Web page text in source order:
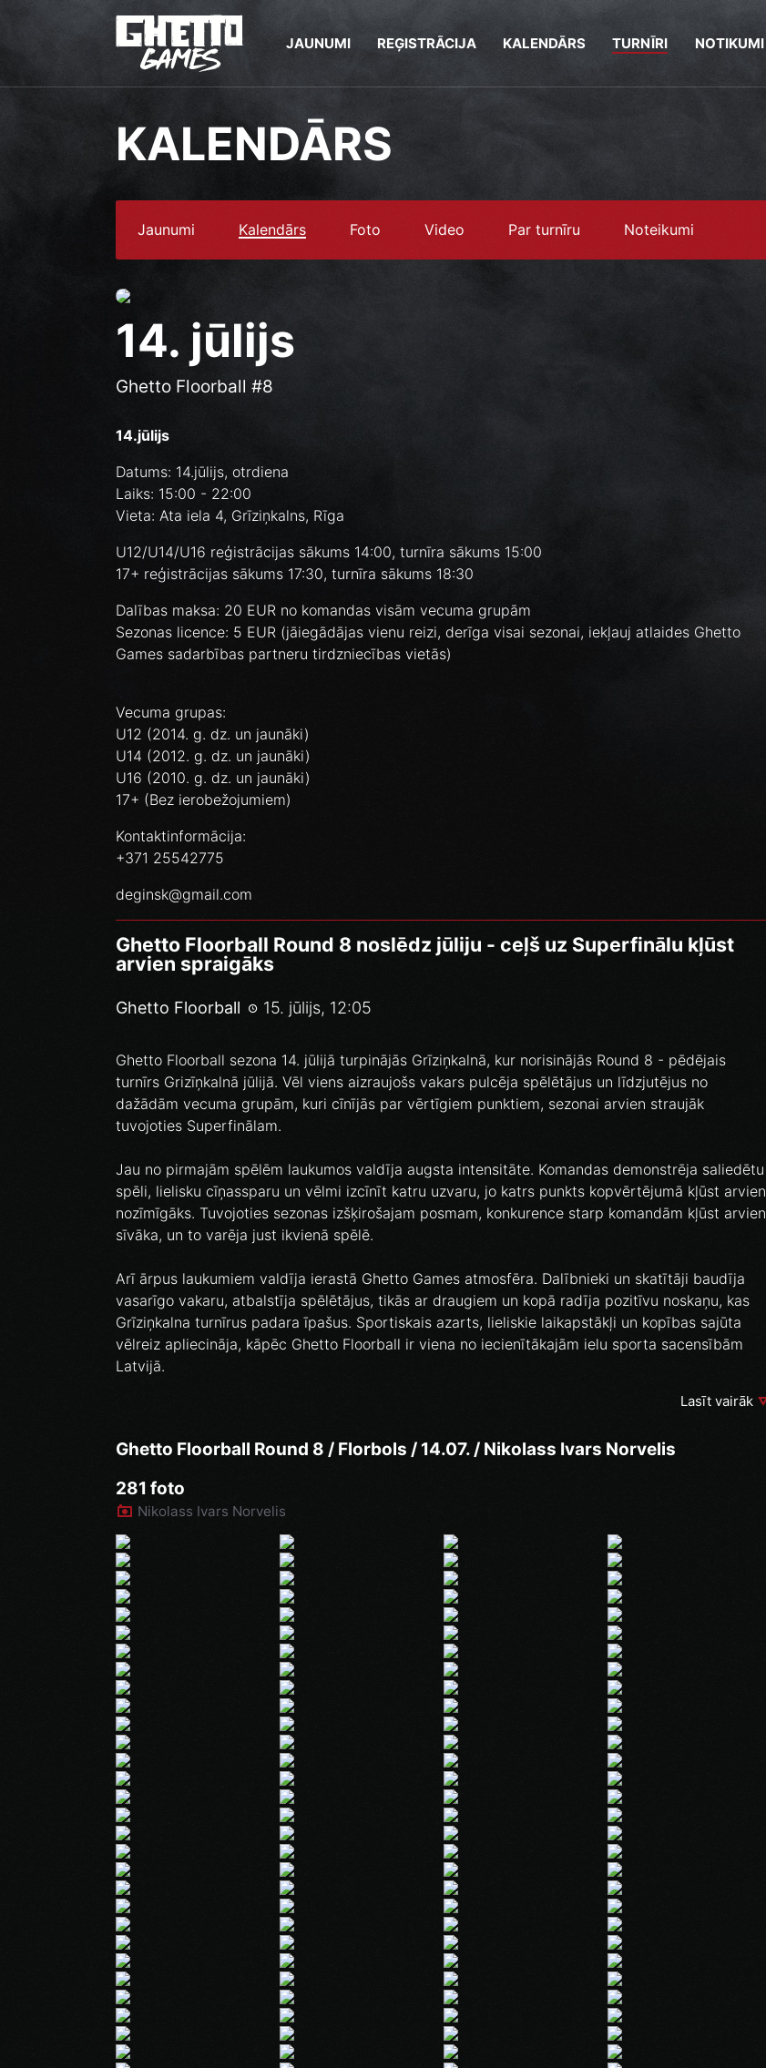
JAUNUMI REĢISTRĀCIJA KALENDĀRS TURNĪRI NOTIKUMI
KALENDĀRS
Jaunumi Kalendārs Foto Video Par turnīru Noteikumi
14. jūlijs
Ghetto Floorball #8
14.jūlijs
Datums: 14.jūlijs, otrdiena
Laiks: 15:00 - 22:00
Vieta: Ata iela 4, Grīziņkalns, Rīga
U12/U14/U16 reģistrācijas sākums 14:00, turnīra sākums 15:00
17+ reģistrācijas sākums 17:30, turnīra sākums 18:30
Dalības maksa: 20 EUR no komandas visām vecuma grupām
Sezonas licence: 5 EUR (jāiegādājas vienu reizi, derīga visai sezonai, iekļauj atlaides Ghetto
Games sadarbības partneru tirdzniecības vietās)
Vecuma grupas:
U12 (2014. g. dz. un jaunāki)
U14 (2012. g. dz. un jaunāki)
U16 (2010. g. dz. un jaunāki)
17+ (Bez ierobežojumiem)
Kontaktinformācija:
+371 25542775
deginsk@gmail.com
Ghetto Floorball Round 8 noslēdz jūliju - ceļš uz Superfinālu kļūst
arvien spraigāks
Ghetto Floorball 15. jūlijs, 12:05
Ghetto Floorball sezona 14. jūlijā turpinājās Grīziņkalnā, kur norisinājās Round 8 - pēdējais
turnīrs Grizīņkalnā jūlijā. Vēl viens aizraujošs vakars pulcēja spēlētājus un līdzjutējus no
dažādām vecuma grupām, kuri cīnījās par vērtīgiem punktiem, sezonai arvien straujāk
tuvojoties Superfinālam.
Jau no pirmajām spēlēm laukumos valdīja augsta intensitāte. Komandas demonstrēja saliedētu
spēli, lielisku cīņassparu un vēlmi izcīnīt katru uzvaru, jo katrs punkts kopvērtējumā kļūst arvien
nozīmīgāks. Tuvojoties sezonas izšķirošajam posmam, konkurence starp komandām kļūst arvien
sīvāka, un to varēja just ikvienā spēlē.
Arī ārpus laukumiem valdīja ierastā Ghetto Games atmosfēra. Dalībnieki un skatītāji baudīja
vasarīgo vakaru, atbalstīja spēlētājus, tikās ar draugiem un kopā radīja pozitīvu noskaņu, kas
Grīziņkalna turnīrus padara īpašus. Sportiskais azarts, lieliskie laikapstākļi un kopības sajūta
vēlreiz apliecināja, kāpēc Ghetto Floorball ir viena no iecienītākajām ielu sporta sacensībām
Latvijā.
Lasīt vairāk
Ghetto Floorball Round 8 / Florbols / 14.07. / Nikolass Ivars Norvelis
281 foto
Nikolass Ivars Norvelis